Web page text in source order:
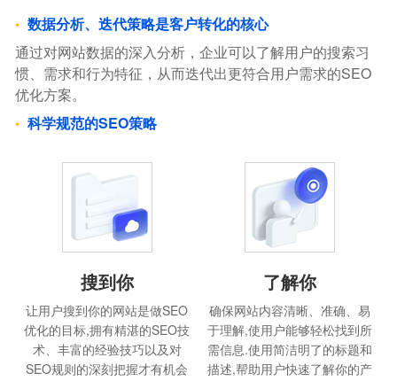
数据分析、迭代策略是客户转化的核心
通过对网站数据的深入分析，企业可以了解用户的搜索习
惯、需求和行为特征，从而迭代出更符合用户需求的SEO
优化方案。
科学规范的SEO策略
搜到你
让用户搜到你的网站是做SEO
优化的目标,拥有精湛的SEO技
术、丰富的经验技巧以及对
SEO规则的深刻把握才有机会
了解你
确保网站内容清晰、准确、易
于理解,使用户能够轻松找到所
需信息.使用简洁明了的标题和
描述,帮助用户快速了解你的产